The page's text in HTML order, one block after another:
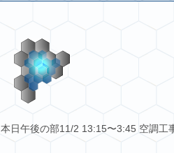
本日午後の部11/2 13:15〜3:45 空調工